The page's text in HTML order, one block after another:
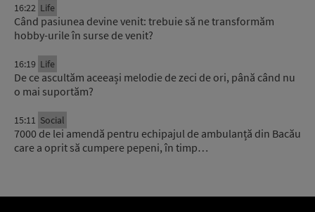
16:22 Life
Când pasiunea devine venit: trebuie să ne transformăm
hobby-urile în surse de venit?
16:19 Life
De ce ascultăm aceeași melodie de zeci de ori, până când nu
o mai suportăm?
15:11 Social
7000 de lei amendă pentru echipajul de ambulanță din Bacău
care a oprit să cumpere pepeni, în timp…